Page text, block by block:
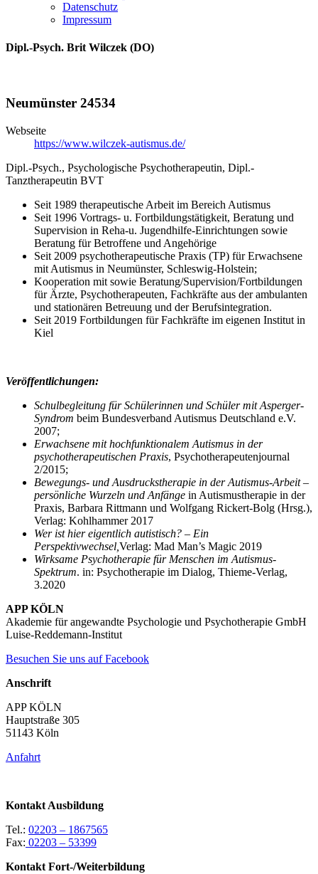
Datenschutz
Impressum
Dipl.-Psych. Brit Wilczek (DO)
Neumünster 24534
Webseite
https://www.wilczek-autismus.de/
Dipl.-Psych., Psychologische Psychotherapeutin, Dipl.-
Tanztherapeutin BVT
Seit 1989 therapeutische Arbeit im Bereich Autismus
Seit 1996 Vortrags- u. Fortbildungstätigkeit, Beratung und
Supervision in Reha-u. Jugendhilfe-Einrichtungen sowie
Beratung für Betroffene und Angehörige
Seit 2009 psychotherapeutische Praxis (TP) für Erwachsene
mit Autismus in Neumünster, Schleswig-Holstein;
Kooperation mit sowie Beratung/Supervision/Fortbildungen
für Ärzte, Psychotherapeuten, Fachkräfte aus der ambulanten
und stationären Betreuung und der Berufsintegration.
Seit 2019 Fortbildungen für Fachkräfte im eigenen Institut in
Kiel
Veröffentlichungen:
Schulbegleitung für Schülerinnen und Schüler mit Asperger-
Syndrom beim Bundesverband Autismus Deutschland e.V.
2007;
Erwachsene mit hochfunktionalem Autismus in der
psychotherapeutischen Praxis, Psychotherapeutenjournal
2/2015;
Bewegungs- und Ausdruckstherapie in der Autismus-Arbeit –
persönliche Wurzeln und Anfänge in Autismustherapie in der
Praxis, Barbara Rittmann und Wolfgang Rickert-Bolg (Hrsg.),
Verlag: Kohlhammer 2017
Wer ist hier eigentlich autistisch? – Ein
Perspektivwechsel, Verlag: Mad Man’s Magic 2019
Wirksame Psychotherapie für Menschen im Autismus-
Spektrum. in: Psychotherapie im Dialog, Thieme-Verlag,
3.2020
APP KÖLN
Akademie für angewandte Psychologie und Psychotherapie GmbH
Luise-Reddemann-Institut
Besuchen Sie uns auf Facebook
Anschrift
APP KÖLN
Hauptstraße 305
51143 Köln
Anfahrt
Kontakt Ausbildung
Tel.: 02203 – 1867565
Fax: 02203 – 53399
Kontakt Fort-/Weiterbildung